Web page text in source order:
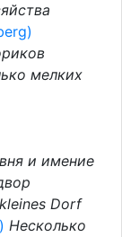
мелких
и имение
Dorf
Несколько